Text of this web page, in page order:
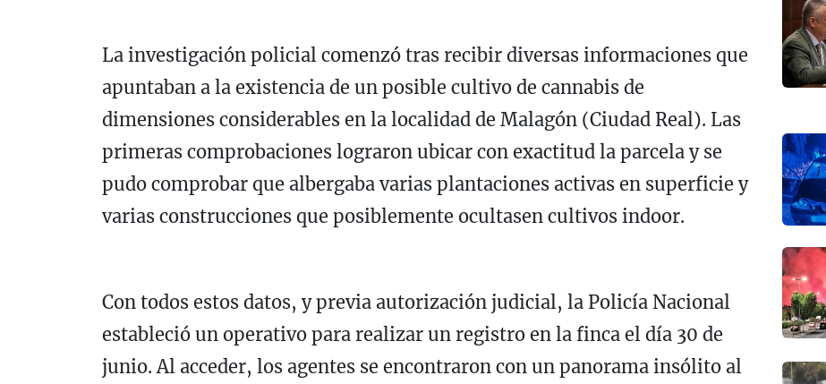
La investigación policial comenzó tras recibir diversas informaciones que
apuntaban a la existencia de un posible cultivo de cannabis de
dimensiones considerables en la localidad de Malagón (Ciudad Real). Las
primeras comprobaciones lograron ubicar con exactitud la parcela y se
pudo comprobar que albergaba varias plantaciones activas en superficie y
varias construcciones que posiblemente ocultasen cultivos indoor.
Con todos estos datos, y previa autorización judicial, la Policía Nacional
estableció un operativo para realizar un registro en la finca el día 30 de
junio. Al acceder, los agentes se encontraron con un panorama insólito al